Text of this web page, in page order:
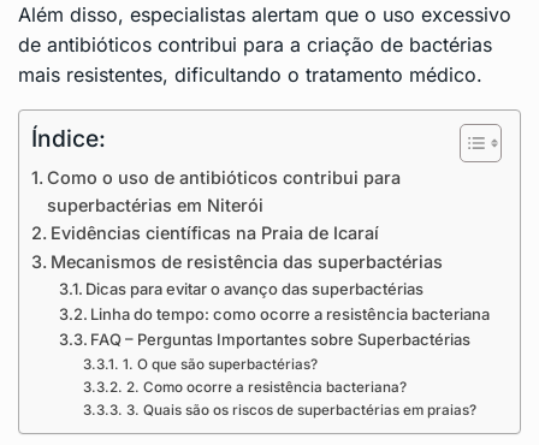
Além disso, especialistas alertam que o uso excessivo
de antibióticos contribui para a criação de bactérias
mais resistentes, dificultando o tratamento médico.
Índice:
Como o uso de antibióticos contribui para
superbactérias em Niterói
Evidências científicas na Praia de Icaraí
Mecanismos de resistência das superbactérias
Dicas para evitar o avanço das superbactérias
Linha do tempo: como ocorre a resistência bacteriana
FAQ – Perguntas Importantes sobre Superbactérias
1. O que são superbactérias?
2. Como ocorre a resistência bacteriana?
3. Quais são os riscos de superbactérias em praias?